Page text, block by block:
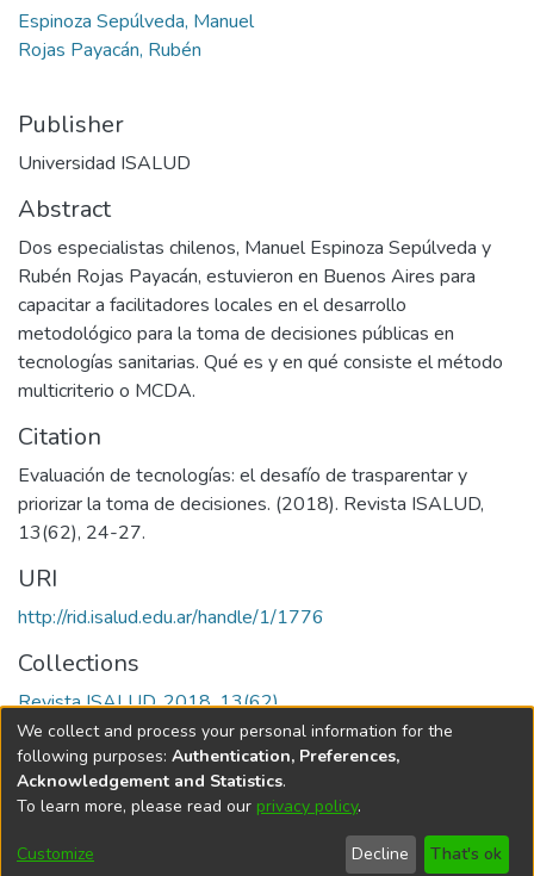
Espinoza Sepúlveda, Manuel
Rojas Payacán, Rubén
Publisher
Universidad ISALUD
Abstract
Dos especialistas chilenos, Manuel Espinoza Sepúlveda y
Rubén Rojas Payacán, estuvieron en Buenos Aires para
capacitar a facilitadores locales en el desarrollo
metodológico para la toma de decisiones públicas en
tecnologías sanitarias. Qué es y en qué consiste el método
multicriterio o MCDA.
Citation
Evaluación de tecnologías: el desafío de trasparentar y
priorizar la toma de decisiones. (2018). Revista ISALUD,
13(62), 24-27.
URI
http://rid.isalud.edu.ar/handle/1/1776
Collections
Revista ISALUD, 2018, 13(62)
Full item page
DSpace softwarecopyright © 2002-2026
Cookie
End User
Send
We collect and process your personal information for the
following purposes: Authentication, Preferences,
Acknowledgement and Statistics.
To learn more, please read our privacy policy.
Customize Decline That's ok